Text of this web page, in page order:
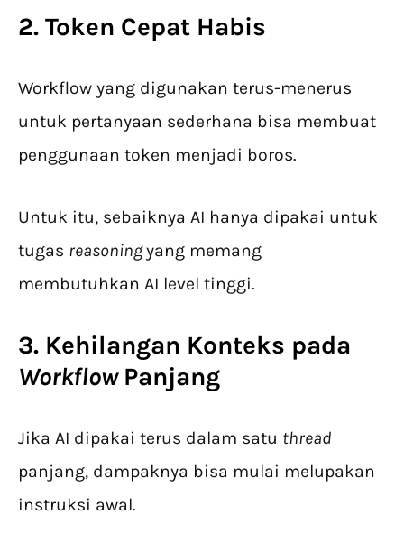
2. Token Cepat Habis
Workflow yang digunakan terus-menerus
untuk pertanyaan sederhana bisa membuat
penggunaan token menjadi boros.
Untuk itu, sebaiknya AI hanya dipakai untuk
tugas reasoningyang memang
membutuhkan AI level tinggi.
3. Kehilangan Konteks pada
Workflow Panjang
Jika AI dipakai terus dalam satu thread
panjang, dampaknya bisa mulai melupakan
instruksi awal.